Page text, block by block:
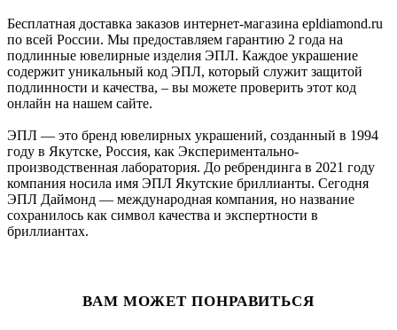
Бесплатная доставка заказов интернет-магазина epldiamond.ru
по всей России. Мы предоставляем гарантию 2 года на
подлинные ювелирные изделия ЭПЛ. Каждое украшение
содержит уникальный код ЭПЛ, который служит защитой
подлинности и качества, – вы можете проверить этот код
онлайн на нашем сайте.
ЭПЛ — это бренд ювелирных украшений, созданный в 1994
году в Якутске, Россия, как Экспериментально-
производственная лаборатория. До ребрендинга в 2021 году
компания носила имя ЭПЛ Якутские бриллианты. Сегодня
ЭПЛ Даймонд — международная компания, но название
сохранилось как символ качества и экспертности в
бриллиантах.
ВАМ МОЖЕТ ПОНРАВИТЬСЯ